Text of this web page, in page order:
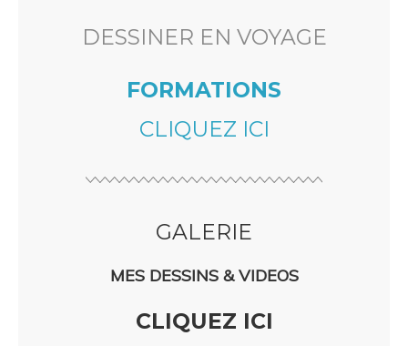
DESSINER EN VOYAGE
FORMATIONS
CLIQUEZ ICI
GALERIE
MES DESSINS & VIDEOS
CLIQUEZ ICI